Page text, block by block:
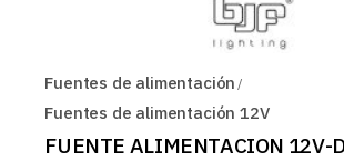
Fuentes de alimentación
Fuentes de alimentación 12V
FUENTE ALIMENTACION 12V-